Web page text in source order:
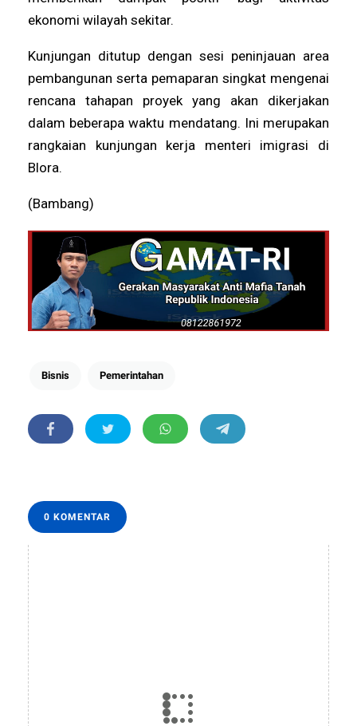
ekonomi wilayah sekitar.
Kunjungan ditutup dengan sesi peninjauan area
pembangunan serta pemaparan singkat mengenai
rencana tahapan proyek yang akan dikerjakan
dalam beberapa waktu mendatang. Ini merupakan
rangkaian kunjungan kerja menteri imigrasi di
Blora.
(Bambang)
Bisnis Pemerintahan
0 KOMENTAR